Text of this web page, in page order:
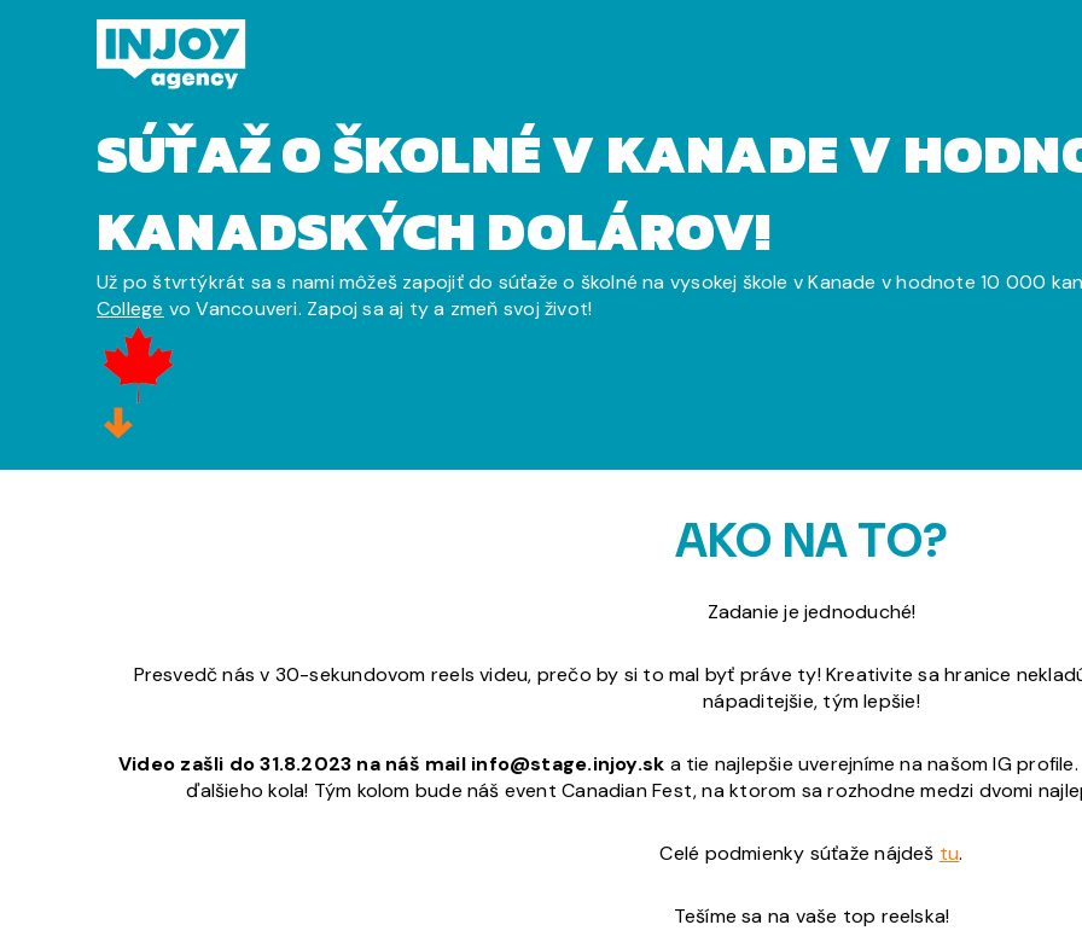
SÚŤAŽ O ŠKOLNÉ V KANADE V
KANADSKÝCH DOLÁROV!
Už po štvrtýkrát sa s nami môžeš zapojiť do súťaže o školné na vysokej škole v Kanade v hodnote 10 000
College vo Vancouveri. Zapoj sa aj ty a zmeň svoj život!
AKO NA TO?
Zadanie je jednoduché!
Presvedč nás v 30-sekundovom reels videu, prečo by si to mal byť práve ty! Kreativite sa hranice
nápaditejšie, tým lepšie!
Video zašli do 31.8.2023 na náš mail info@stage.injoy.sk a tie najlepšie uverejníme na našom IG
ďalšieho kola! Tým kolom bude náš event Canadian Fest, na ktorom sa rozhodne medzi dvomi
Celé podmienky súťaže nájdeš tu.
Tešíme sa na vaše top reelska!